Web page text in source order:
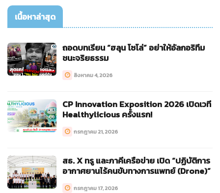
เนื้อหาล่าสุด
ถอดบทเรียน “ฮลุน โซโล่” อย่าให้อัลกอริทึม
ชนะจริยธรรม
สิงหาคม 4, 2026
CP Innovation Exposition 2026 เปิดเวที
Healthylicious ครั้งแรก!
กรกฎาคม 21, 2026
สธ. X ทรู และภาคีเครือข่าย เปิด “ปฏิบัติการ
อากาศยานไร้คนขับทางการแพทย์ (Drone)”
กรกฎาคม 17, 2026